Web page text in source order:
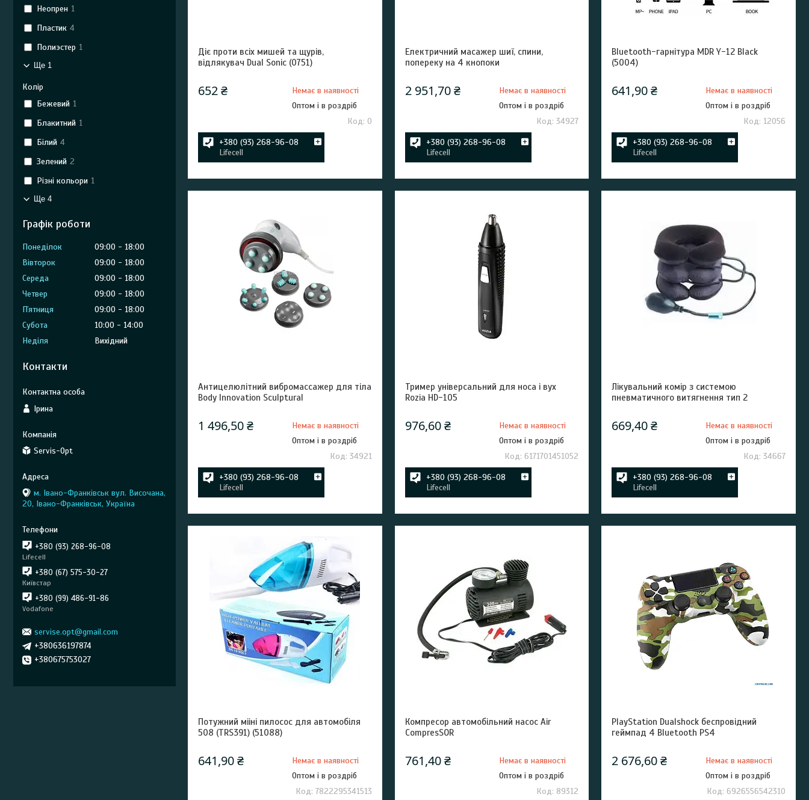
Діє проти всіх мишей та щурів,
відлякувач Dual Sonic (0751)
652 ₴
Немає в наявності
Оптом і в роздріб
0
+380 (93) 268-96-08
Lifecell
Електричний масажер шиї, спини,
попереку на 4 кнопоки
2 951,70 ₴
Немає в наявності
Оптом і в роздріб
34927
+380 (93) 268-96-08
Lifecell
Bluetooth-гарнітура MDR Y-12 Black
(5004)
641,90 ₴
Немає в наявності
Оптом і в роздріб
12056
+380 (93) 268-96-08
Lifecell
Антицелюлітний вибромассажер для тіла
Body Innovation Sculptural
1 496,50 ₴
Немає в наявності
Оптом і в роздріб
34921
+380 (93) 268-96-08
Lifecell
Тример універсальний для носа і вух
Rozia HD-105
976,60 ₴
Немає в наявності
Оптом і в роздріб
6171701451052
+380 (93) 268-96-08
Lifecell
Лікувальний комір з системою
пневматичного витягнення тип 2
669,40 ₴
Немає в наявності
Оптом і в роздріб
34667
+380 (93) 268-96-08
Lifecell
Потужний мііні пилосос для автомобіля
508 (TRS391) (51088)
641,90 ₴
Немає в наявності
Оптом і в роздріб
7822295341513
Компресор автомобільний насос Air
CompresSOR
761,40 ₴
Немає в наявності
Оптом і в роздріб
89312
PlayStation Dualshock беспровідний
геймпад 4 Bluetooth PS4
2 676,60 ₴
Немає в наявності
Оптом і в роздріб
6926556542310
Неопрен 1
Пластик 4
Полиэстер 1
Ще 1
Колір
Бежевий 1
Блакитний 1
Білий 4
Зелений 2
Різні кольори 1
Ще 4
Графік роботи
Понеділок 09:00
18:00
Вівторок
09:00
18:00
Середа
09:00
18:00
Четвер
09:00
18:00
Пʼятниця
09:00
18:00
Субота
10:00
14:00
Неділя
Вихідний
Контакти
Ірина
Servis-Opt
м. Івано-Франківськ вул. Височана,
20, Івано-Франківськ, Україна
+380 (93) 268-96-08
Lifecell
+380 (67) 575-30-27
Київстар
+380 (99) 486-91-86
Vodafone
servise.opt@gmail.com
+380636197874
+380675753027